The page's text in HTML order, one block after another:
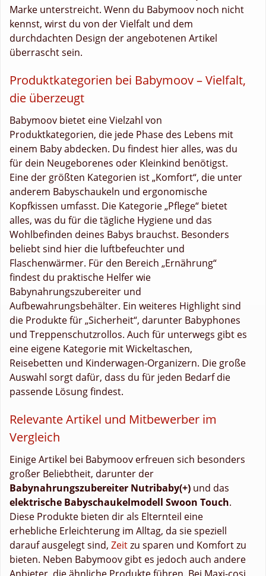
Marke unterstreicht. Wenn du Babymoov noch nicht
kennst, wirst du von der Vielfalt und dem
durchdachten Design der angebotenen Artikel
überrascht sein.
Produktkategorien bei Babymoov – Vielfalt,
die überzeugt
Babymoov bietet eine Vielzahl von
Produktkategorien, die jede Phase des Lebens mit
einem Baby abdecken. Du findest hier alles, was du
für dein Neugeborenes oder Kleinkind benötigst.
Eine der größten Kategorien ist „Komfort“, die unter
anderem Babyschaukeln und ergonomische
Kopfkissen umfasst. Die Kategorie „Pflege“ bietet
alles, was du für die tägliche Hygiene und das
Wohlbefinden deines Babys brauchst. Besonders
beliebt sind hier die luftbefeuchter und
Flaschenwärmer. Für den Bereich „Ernährung“
findest du praktische Helfer wie
Babynahrungszubereiter und
Aufbewahrungsbehälter. Ein weiteres Highlight sind
die Produkte für „Sicherheit“, darunter Babyphones
und Treppenschutzrollos. Auch für unterwegs gibt es
eine eigene Kategorie mit Wickeltaschen,
Reisebetten und Kinderwagen-Organizern. Die große
Auswahl sorgt dafür, dass du für jeden Bedarf die
passende Lösung findest.
Relevante Artikel und Mitbewerber im
Vergleich
Einige Artikel bei Babymoov erfreuen sich besonders
großer Beliebtheit, darunter der
Babynahrungszubereiter Nutribaby(+) und das
elektrische Babyschaukelmodell Swoon Touch.
Diese Produkte bieten dir als Elternteil eine
erhebliche Erleichterung im Alltag, da sie speziell
darauf ausgelegt sind, Zeitzu sparen und Komfort zu
bieten. Neben Babymoov gibt es jedoch auch andere